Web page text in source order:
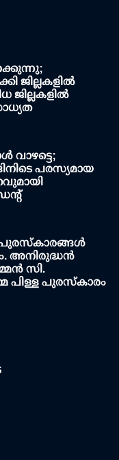
ജില്ലകളിൽ
ജില്ലകളിൽ
വാഴട്ടെ;
പരസ്യമായ
പുരസ്‌കാരങ്ങള്‍
അനിരുദ്ധന്‍
സി.
പിള്ള പുരസ്‌കാരം